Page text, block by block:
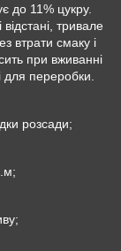
до 11% цукру.
тривале
втрати смаку і
при вживанні
для переробки.
розсади;